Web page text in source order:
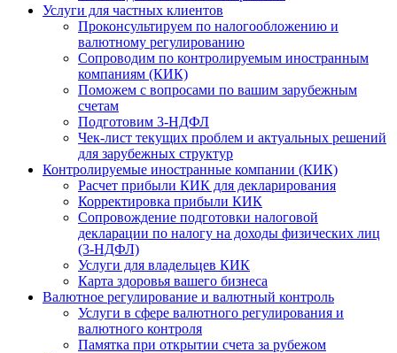
Услуги для частных клиентов
Проконсультируем по налогообложению и
валютному регулированию
Сопроводим по контролируемым иностранным
компаниям (КИК)
Поможем с вопросами по вашим зарубежным
счетам
Подготовим 3-НДФЛ
Чек-лист текущих проблем и актуальных решений
для зарубежных структур
Контролируемые иностранные компании (КИК)
Расчет прибыли КИК для декларирования
Корректировка прибыли КИК
Сопровождение подготовки налоговой
декларации по налогу на доходы физических лиц
(3-НДФЛ)
Услуги для владельцев КИК
Карта здоровья вашего бизнеса
Валютное регулирование и валютный контроль
Услуги в сфере валютного регулирования и
валютного контроля
Памятка при открытии счета за рубежом